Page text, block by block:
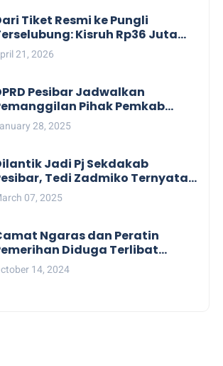
Tiket Resmi ke Pungli
Kisruh Rp36 Juta
Tiket Pantai
Jukung
21, 2026
Pesibar Jadwalkan
Pihak Pemkab
Nasib dan Status TKD di
2025
28, 2025
Jadi Pj Sekdakab
Tedi Zadmiko Ternyata
Rekam Jejak Gemilang
07, 2025
Ngaras dan Peratin
Diduga Terlibat
Praktis, Mahasiswa
Desak Bawaslu
14, 2024